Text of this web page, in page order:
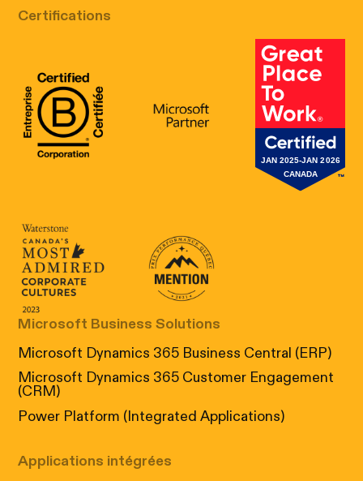
Certifications
B Corp Certification
Microsoft Great
Canada's Most Admired Corporate
Prix performance Quebec
Microsoft Business Solutions
Microsoft Dynamics 365 Business Central (ERP)
Microsoft Dynamics 365 Customer Engagement
(CRM)
Power Platform (Integrated Applications)
Applications intégrées